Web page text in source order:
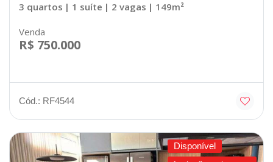
3 quartos | 1 suíte | 2 vagas | 149m²
Venda
R$ 750.000
Cód.: RF4544
Disponível